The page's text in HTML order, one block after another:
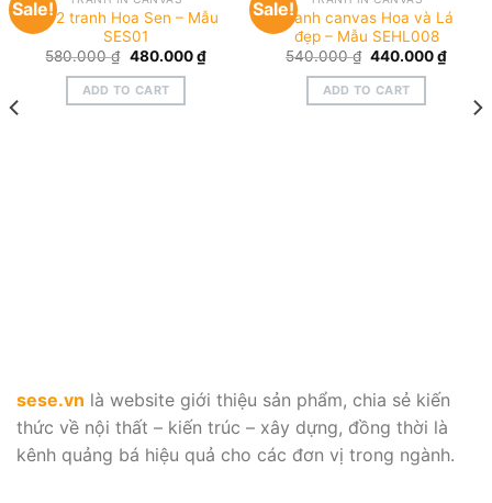
Sale!Bộ 2 tranh Hoa Sen – Mẫu
SES01
580.000₫ Original
was:
580.000 ₫.
480.000₫Current
price
ADD TO CART
Sale!Tranh canvas Hoa và Lá
đẹp – Mẫu SEHL008
540.000₫ Original
was:
540.000 ₫.
440.000₫
ADD TO CART
sese.vn là website giới thiệu sản phẩm, chia sẻ kiến
thức về nội thất – kiến trúc – xây dựng, đồng thời là
kênh quảng bá hiệu quả cho các đơn vị trong ngành.